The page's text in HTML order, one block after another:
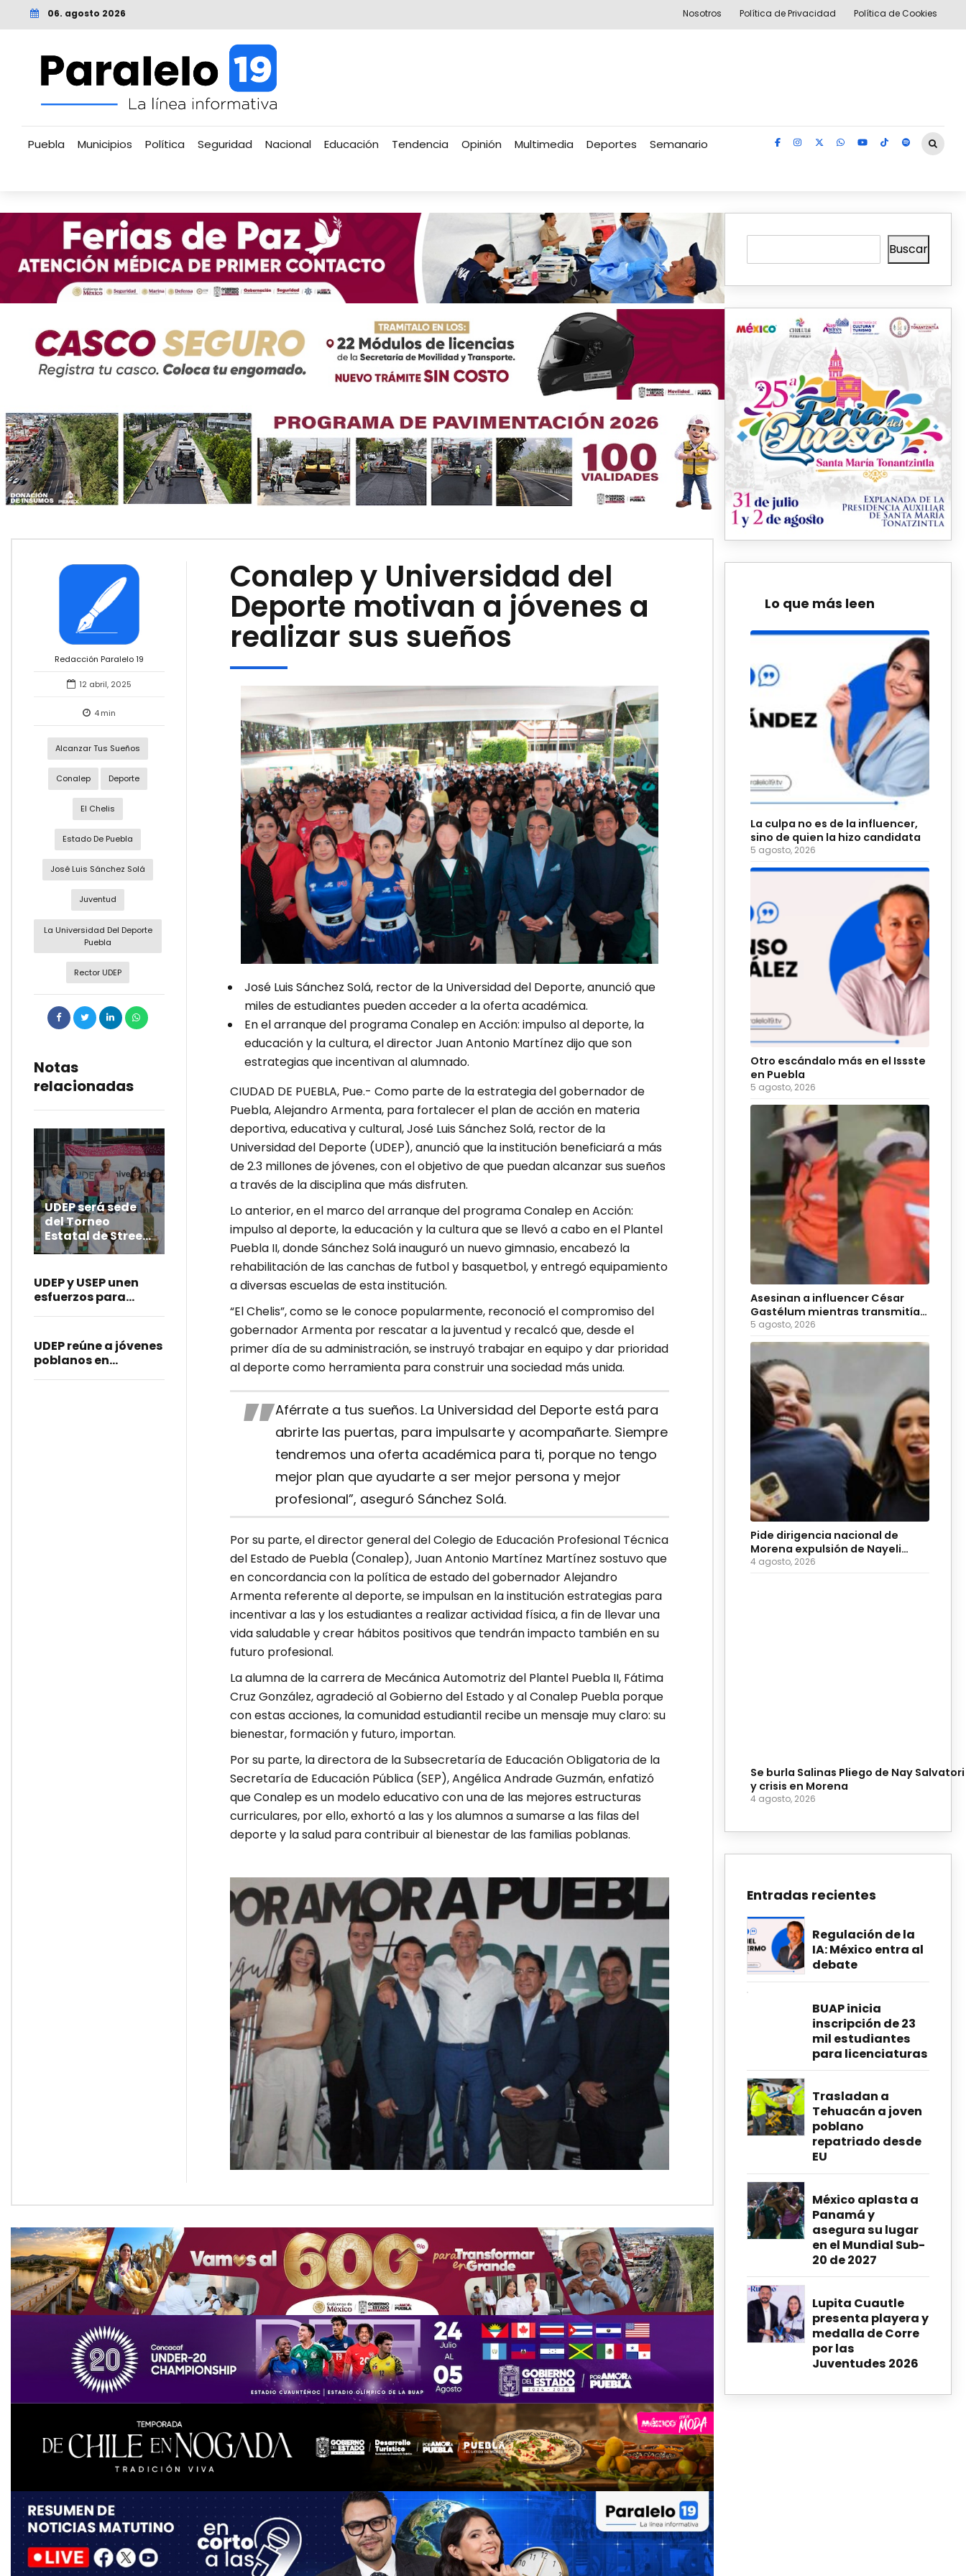
06. agosto 2026 Nosotros Política de Privacidad Política de Cookies
Puebla Municipios Política Seguridad Nacional Educación Tendencia Opinión Multimedia Deportes Semanario
Redacción Paralelo 19
12 abril, 2025
4 min
Alcanzar Tus Sueños
Conalep Deporte
El Chelis
Estado De Puebla
José Luis Sánchez Solá
Juventud
La Universidad Del Deporte
Puebla
Rector UDEP
Notas
relacionadas
UDEP será sede
del Torneo
Estatal de Street
Soccer
UDEP y USEP unen
esfuerzos para
estudiantes
UDEP reúne a jóvenes
poblanos en
Conalep y Universidad del
Deporte motivan a jóvenes a
realizar sus sueños
José Luis Sánchez Solá, rector de la Universidad del Deporte, anunció que
miles de estudiantes pueden acceder a la oferta académica.
En el arranque del programa Conalep en Acción: impulso al deporte, la
educación y la cultura, el director Juan Antonio Martínez dijo que son
estrategias que incentivan al alumnado.
CIUDAD DE PUEBLA, Pue.- Como parte de la estrategia del gobernador de
Puebla, Alejandro Armenta, para fortalecer el plan de acción en materia
deportiva, educativa y cultural, José Luis Sánchez Solá, rector de la
Universidad del Deporte (UDEP), anunció que la institución beneficiará a más
de 2.3 millones de jóvenes, con el objetivo de que puedan alcanzar sus sueños
a través de la disciplina que más disfruten.
Lo anterior, en el marco del arranque del programa Conalep en Acción:
impulso al deporte, la educación y la cultura que se llevó a cabo en el Plantel
Puebla II, donde Sánchez Solá inauguró un nuevo gimnasio, encabezó la
rehabilitación de las canchas de futbol y basquetbol, y entregó equipamiento
a diversas escuelas de esta institución.
“El Chelis”, como se le conoce popularmente, reconoció el compromiso del
gobernador Armenta por rescatar a la juventud y recalcó que, desde el
primer día de su administración, se instruyó trabajar en equipo y dar prioridad
al deporte como herramienta para construir una sociedad más unida.
Aférrate a tus sueños. La Universidad del Deporte está para
abrirte las puertas, para impulsarte y acompañarte. Siempre
tendremos una oferta académica para ti, porque no tengo
mejor plan que ayudarte a ser mejor persona y mejor
profesional”, aseguró Sánchez Solá.
Por su parte, el director general del Colegio de Educación Profesional Técnica
del Estado de Puebla (Conalep), Juan Antonio Martínez Martínez sostuvo que
en concordancia con la política de estado del gobernador Alejandro
Armenta referente al deporte, se impulsan en la institución estrategias para
incentivar a las y los estudiantes a realizar actividad física, a fin de llevar una
vida saludable y crear hábitos positivos que tendrán impacto también en su
futuro profesional.
La alumna de la carrera de Mecánica Automotriz del Plantel Puebla II, Fátima
Cruz González, agradeció al Gobierno del Estado y al Conalep Puebla porque
con estas acciones, la comunidad estudiantil recibe un mensaje muy claro: su
bienestar, formación y futuro, importan.
Por su parte, la directora de la Subsecretaría de Educación Obligatoria de la
Secretaría de Educación Pública (SEP), Angélica Andrade Guzmán, enfatizó
que Conalep es un modelo educativo con una de las mejores estructuras
curriculares, por ello, exhortó a las y los alumnos a sumarse a las filas del
deporte y la salud para contribuir al bienestar de las familias poblanas.
Buscar
Lo que más leen
La culpa no es de la influencer,
sino de quien la hizo candidata
5 agosto, 2026
Otro escándalo más en el Issste
en Puebla
5 agosto, 2026
Asesinan a influencer César
Gastélum mientras transmitía
en vivo
5 agosto, 2026
Pide dirigencia nacional de
Morena expulsión de Nayeli
Salvatori y Grace Palomares
4 agosto, 2026
Se burla Salinas Pliego de Nay Salvatori
y crisis en Morena
4 agosto, 2026
Entradas recientes
Regulación de la
IA: México entra al
debate
BUAP inicia
inscripción de 23
mil estudiantes
para licenciaturas
Trasladan a
Tehuacán a joven
poblano
repatriado desde
EU
México aplasta a
Panamá y
asegura su lugar
en el Mundial Sub-
20 de 2027
Lupita Cuautle
presenta playera y
medalla de Corre
por las
Juventudes 2026